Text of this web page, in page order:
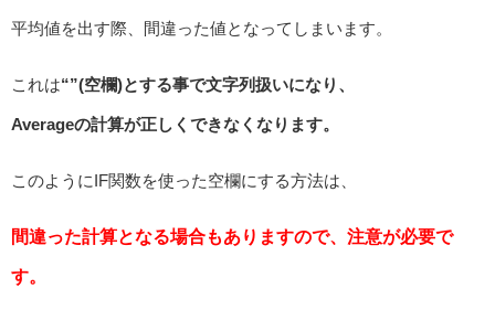
平均値を出す際、間違った値となってしまいます。
これは“”(空欄)とする事で文字列扱いになり、
Averageの計算が正しくできなくなります。
このようにIF関数を使った空欄にする方法は、
間違った計算となる場合もありますので、注意が必要で
す。